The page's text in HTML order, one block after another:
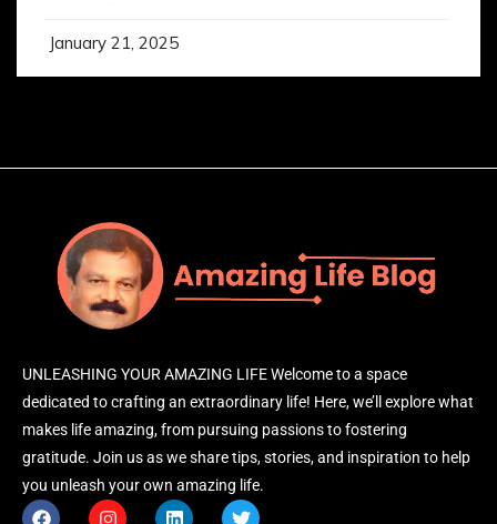
January 21, 2025
UNLEASHING YOUR AMAZING LIFE Welcome to a space
dedicated to crafting an extraordinary life! Here, we’ll explore what
makes life amazing, from pursuing passions to fostering
gratitude. Join us as we share tips, stories, and inspiration to help
you unleash your own amazing life.